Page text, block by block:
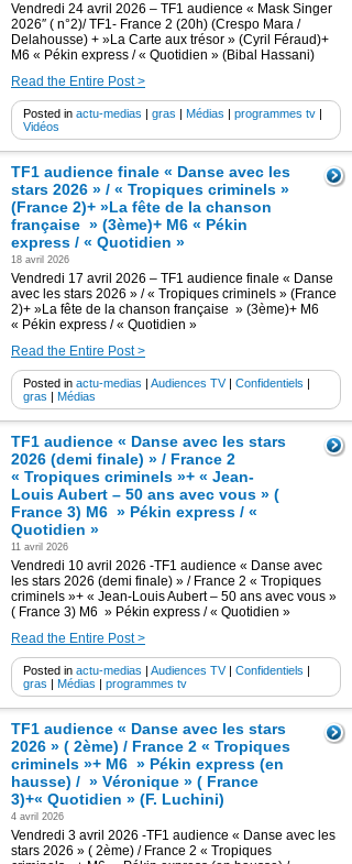
Vendredi 24 avril 2026 – TF1 audience « Mask Singer
2026″ ( n°2)/ TF1- France 2 (20h) (Crespo Mara /
Delahousse) + »La Carte aux trésor » (Cyril Féraud)+
M6 « Pékin express / « Quotidien » (Bibal Hassani)
Read the Entire Post >
Posted in actu-medias | gras | Médias | programmes tv |
Vidéos
TF1 audience finale « Danse avec les
stars 2026 » / « Tropiques criminels »
(France 2)+ »La fête de la chanson
française » (3ème)+ M6 « Pékin
express / « Quotidien »
18 avril 2026
Vendredi 17 avril 2026 – TF1 audience finale « Danse
avec les stars 2026 » / « Tropiques criminels » (France
2)+ »La fête de la chanson française » (3ème)+ M6
« Pékin express / « Quotidien »
Read the Entire Post >
Posted in actu-medias | Audiences TV| Confidentiels |
gras | Médias
TF1 audience « Danse avec les stars
2026 (demi finale) » / France 2
« Tropiques criminels »+ « Jean-
Louis Aubert – 50 ans avec vous » (
France 3) M6 » Pékin express / «
Quotidien »
11 avril 2026
Vendredi 10 avril 2026 -TF1 audience « Danse avec
les stars 2026 (demi finale) » / France 2 « Tropiques
criminels »+ « Jean-Louis Aubert – 50 ans avec vous »
( France 3) M6 » Pékin express / « Quotidien »
Read the Entire Post >
Posted in actu-medias | Audiences TV| Confidentiels |
gras | Médias | programmes tv
TF1 audience « Danse avec les stars
2026 » ( 2ème) / France 2 « Tropiques
criminels »+ M6 » Pékin express (en
hausse) / » Véronique » ( France
3)+« Quotidien » (F. Luchini)
4 avril 2026
Vendredi 3 avril 2026 -TF1 audience « Danse avec les
stars 2026 » ( 2ème) / France 2 « Tropiques